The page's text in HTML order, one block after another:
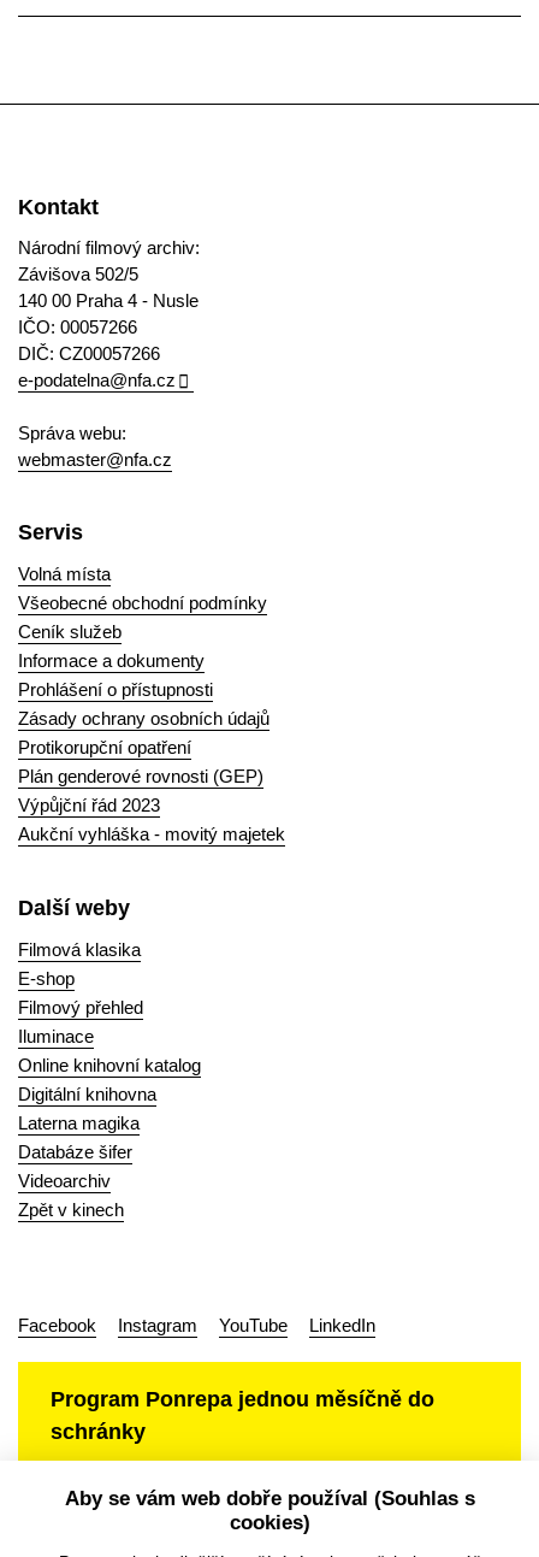
Kontakt
Národní filmový archiv:
Závišova 502/5
140 00 Praha 4 - Nusle
IČO: 00057266
DIČ: CZ00057266
e-podatelna@nfa.cz
Správa webu:
webmaster@nfa.cz
Servis
Volná místa
Všeobecné obchodní podmínky
Ceník služeb
Informace a dokumenty
Prohlášení o přístupnosti
Zásady ochrany osobních údajů
Protikorupční opatření
Plán genderové rovnosti (GEP)
Výpůjční řád 2023
Aukční vyhláška - movitý majetek
Další weby
Filmová klasika
E-shop
Filmový přehled
Iluminace
Online knihovní katalog
Digitální knihovna
Laterna magika
Databáze šifer
Videoarchiv
Zpět v kinech
Facebook Instagram YouTube LinkedIn
Program Ponrepa jednou měsíčně do
schránky
Aby se vám web dobře používal (Souhlas s
cookies)